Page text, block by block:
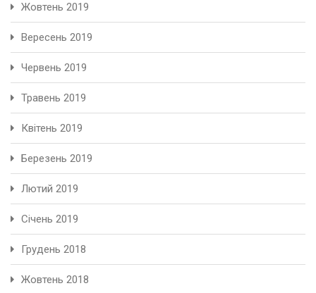
Жовтень 2019
Вересень 2019
Червень 2019
Травень 2019
Квітень 2019
Березень 2019
Лютий 2019
Січень 2019
Грудень 2018
Жовтень 2018